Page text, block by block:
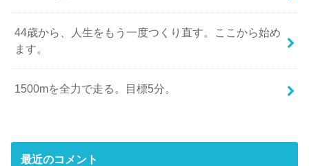
44歳から、人生をもう一度つくり直す。ここから始め
ます。
1500mを全力で走る。目標5分。
最近のコメント